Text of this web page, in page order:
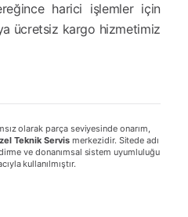
harici işlemler için
ücretsiz kargo hizmetimiz
olarak parça seviyesinde onarım,
Teknik Servis merkezidir. Sitede adı
ve donanımsal sistem uyumluluğu
kullanılmıştır.